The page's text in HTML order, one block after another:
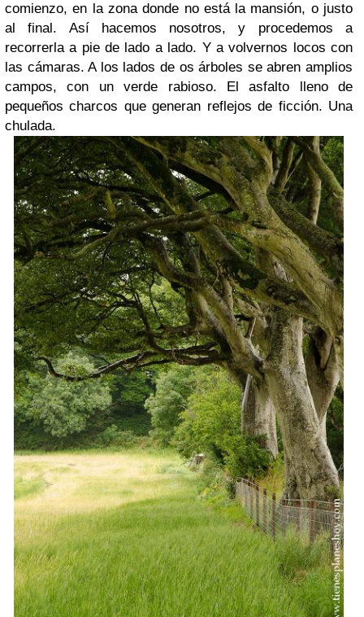
comienzo, en la zona donde no está la mansión, o justo
al final. Así hacemos nosotros, y procedemos a
recorrerla a pie de lado a lado. Y a volvernos locos con
las cámaras. A los lados de os árboles se abren amplios
campos, con un verde rabioso. El asfalto lleno de
pequeños charcos que generan reflejos de ficción. Una
chulada.